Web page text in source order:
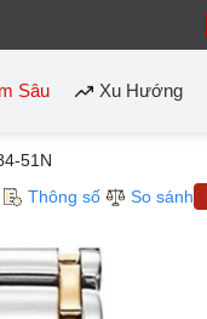
Sâu Xu Hướng
51N
Thông số So sánh